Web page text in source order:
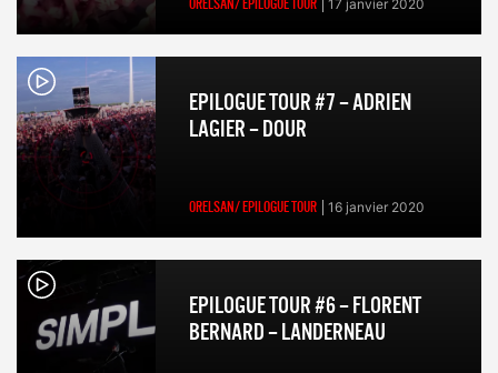
ORELSAN/ EPILOGUE TOUR 17 janvier 2020
EPILOGUE TOUR #7 – ADRIEN
LAGIER – DOUR
ORELSAN/ EPILOGUE TOUR 16 janvier 2020
EPILOGUE TOUR #6 – FLORENT
BERNARD – LANDERNEAU